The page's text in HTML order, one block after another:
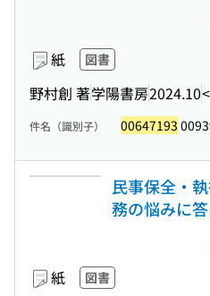
紙 図書
野村創 著学陽書房2024.10
件名（識別子） 00647193
民事保全・
務の悩みに
紙 図書